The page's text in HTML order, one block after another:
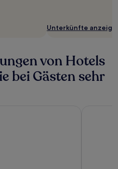
Unterkünfte
von Hotels
bei Gästen sehr